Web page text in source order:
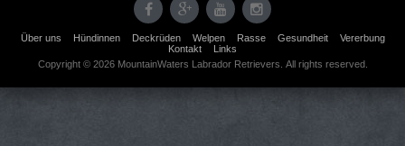
Über uns Hündinnen Deckrüden Welpen Rasse Gesundheit
Vererbung
Kontakt
Links
Copyright © 2026 MountainWaters Labrador Retrievers. All rights reserved.